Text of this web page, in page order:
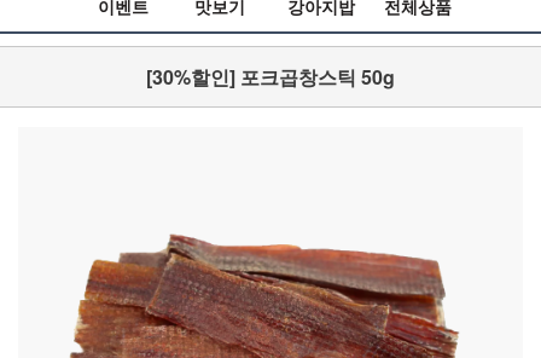
이벤트 맛보기 강아지밥 전체상품
[30%할인] 포크곱창스틱 50g